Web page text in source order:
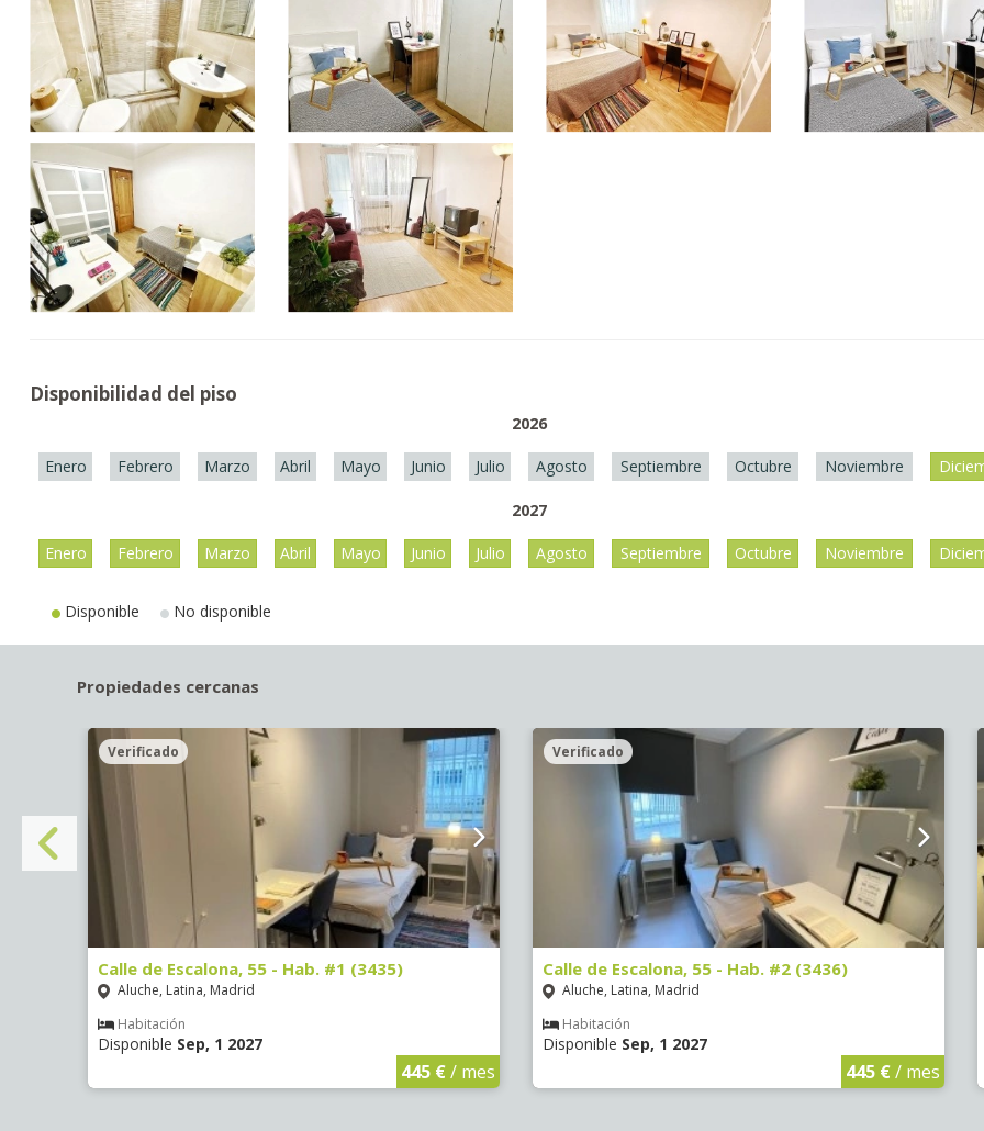
Disponibilidad del piso
2026
Enero Febrero Marzo Abril Mayo Junio Julio Agosto Septiembre Octubre Noviembre
2027
Enero Febrero Marzo Abril Mayo Junio Julio Agosto Septiembre Octubre Noviembre
Disponible No disponible
Propiedades cercanas
Verificado
Calle de Escalona, 55 - Hab. #1 (3435)
Aluche, Latina, Madrid
Habitación
Disponible Sep, 1 2027
445 €/ mes
Verificado
Calle de Escalona, 55 - Hab. #2 (3436)
Aluche, Latina, Madrid
Habitación
Disponible Sep, 1 2027
445 €/ mes